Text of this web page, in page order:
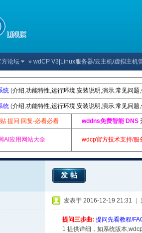
论坛 » wdCP V3|Linux服务器/云主机/虚拟主机
统 (介绍,功能特性,运行环境,安装说明 ,演示,常见问题,
统 (介绍,功能特性,运行环境,安装说明 ,演示,常见问题,
提问 回复-必看必看 wddns免费智能 DNS
AI应用网站大全 wdcp官方技术支持/服
发帖
发表于 2016-12-19 21:31
提问三步曲: 提问先看教程/
1 提供详细，如系统版本